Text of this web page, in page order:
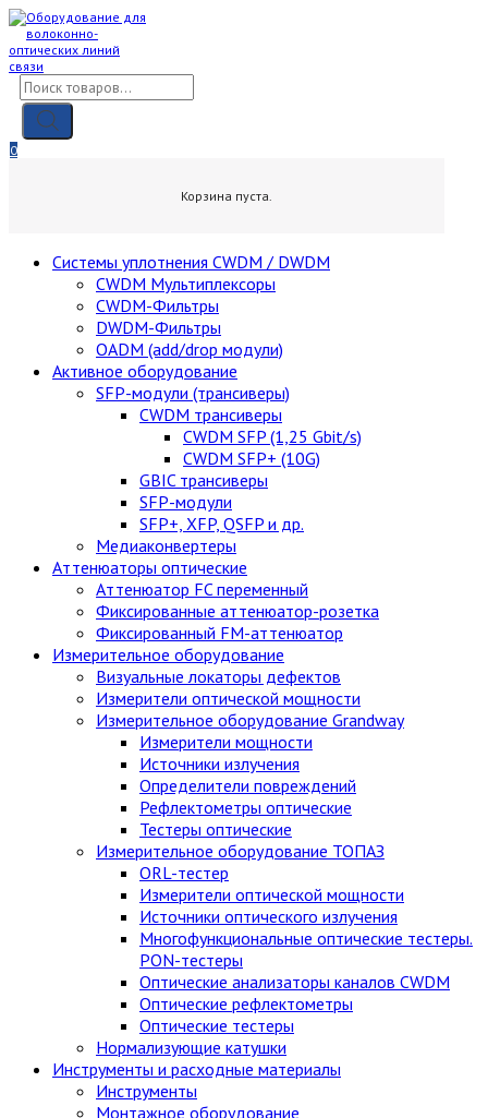
Skip
content
Поиск
товаров
0
Корзина пуста.
Cистемы уплотнения CWDM / DWDM
CWDM Мультиплексоры
CWDM-Фильтры
DWDM-Фильтры
OADM (add/drop модули)
Активное оборудование
SFP-модули (трансиверы)
CWDM трансиверы
CWDM SFP (1,25 Gbit/s)
CWDM SFP+ (10G)
GBIC трансиверы
SFP-модули
SFP+, XFP, QSFP и др.
Медиаконвертеры
Аттенюаторы оптические
Аттенюатор FC переменный
Фиксированные аттенюатор-розетка
Фиксированный FM-аттенюатор
Измерительное оборудование
Визуальные локаторы дефектов
Измерители оптической мощности
Измерительное оборудование Grandway
Измерители мощности
Источники излучения
Определители повреждений
Рефлектометры оптические
Тестеры оптические
Измерительное оборудование ТОПАЗ
ORL-тестер
Измерители оптической мощности
Источники оптического излучения
Многофункциональные оптические тестеры.
PON-тестеры
Оптические анализаторы каналов CWDM
Оптические рефлектометры
Оптические тестеры
Нормализующие катушки
Инструменты и расходные материалы
Инструменты
Монтажное оборудование